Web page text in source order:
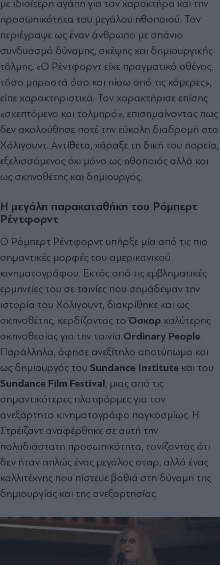
με ιδιαίτερη αγάπη για τον χαρακτήρα και την
προσωπικότητα του μεγάλου ηθοποιού. Τον
περιέγραψε ως έναν άνθρωπο με σπάνιο
συνδυασμό δύναμης, σκέψης και δημιουργικής
τόλμης. «Ο Ρέντφορντ είχε πραγματικό σθένος,
τόσο μπροστά όσο και πίσω από τις κάμερες»,
είπε χαρακτηριστικά. Τον χαρακτήρισε επίσης
«σκεπτόμενο και τολμηρό», επισημαίνοντας πως
δεν ακολούθησε ποτέ την εύκολη διαδρομή στο
Χόλιγουντ. Αντίθετα, χάραξε τη δική του πορεία,
εξελισσόμενος όχι μόνο ως ηθοποιός αλλά και
ως σκηνοθέτης και δημιουργός.
Η μεγάλη παρακαταθήκη του Ρόμπερτ
Ρέντφορντ
Ο Ρόμπερτ Ρέντφορντ υπήρξε μία από τις πιο
σημαντικές μορφές του αμερικανικού
κινηματογράφου. Εκτός από τις εμβληματικές
ερμηνείες του σε ταινίες που σημάδεψαν την
ιστορία του Χόλιγουντ, διακρίθηκε και ως
σκηνοθέτης, κερδίζοντας τοΌσκαρ καλύτερης
σκηνοθεσίας για την ταινία Ordinary People.
Παράλληλα, άφησε ανεξίτηλο αποτύπωμα και
ως δημιουργός του Sundance Institute και του
Sundance Film Festival, μιας από τις
σημαντικότερες πλατφόρμες για τον
ανεξάρτητο κινηματογράφο παγκοσμίως. Η
Στρέιζαντ αναφέρθηκε σε αυτή την
πολυδιάστατη προσωπικότητα, τονίζοντας ότι
δεν ήταν απλώς ένας μεγάλος σταρ, αλλά ένας
καλλιτέχνης που πίστευε βαθιά στη δύναμη της
δημιουργίας και της ανεξαρτησίας.